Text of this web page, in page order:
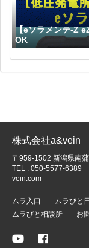
【eソラメンテ-Z
OK
株式会社a&vein
〒959-1502 新潟県南
TEL : 050-5577-6389 / FAX
vein.com
ムラ入口 ムラびと
ムラびと相談所
お